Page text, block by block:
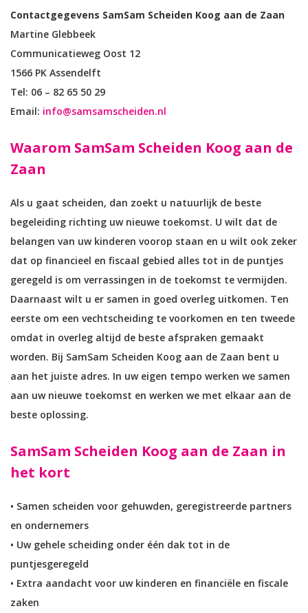
Contactgegevens SamSam Scheiden Koog aan de Zaan
Martine Glebbeek
Communicatieweg Oost 12
1566 PK Assendelft
Tel: 06 – 82 65 50 29
Email: info@samsamscheiden.nl
Waarom SamSam Scheiden Koog aan de
Zaan
Als u gaat scheiden, dan zoekt u natuurlijk de beste
begeleiding richting uw nieuwe toekomst. U wilt dat de
belangen van uw kinderen voorop staan en u wilt ook zeker
dat op financieel en fiscaal gebied alles tot in de puntjes
geregeld is om verrassingen in de toekomst te vermijden.
Daarnaast wilt u er samen in goed overleg uitkomen. Ten
eerste om een vechtscheiding te voorkomen en ten tweede
omdat in overleg altijd de beste afspraken gemaakt
worden. Bij SamSam Scheiden Koog aan de Zaan bent u
aan het juiste adres. In uw eigen tempo werken we samen
aan uw nieuwe toekomst en werken we met elkaar aan de
beste oplossing.
SamSam Scheiden Koog aan de Zaan in
het kort
• Samen scheiden voor gehuwden, geregistreerde partners
en ondernemers
• Uw gehele scheiding onder één dak tot in de
puntjesgeregeld
• Extra aandacht voor uw kinderen en financiële en fiscale
zaken